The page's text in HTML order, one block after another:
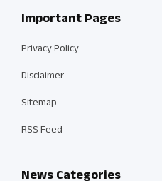
Important Pages
Privacy Policy
Disclaimer
Sitemap
RSS Feed
News Categories